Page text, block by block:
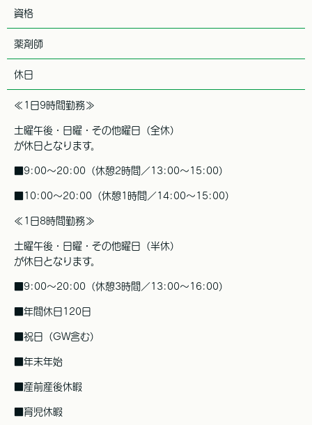
資格
薬剤師
休日
≪1日9時間勤務≫
土曜午後・日曜・その他曜日（全休）
が休日となります。
■9:00～20:00（休憩2時間／13:00～15:00）
■10:00～20:00（休憩1時間／14:00～15:00）
≪1日8時間勤務≫
土曜午後・日曜・その他曜日（半休）
が休日となります。
■9:00～20:00（休憩3時間／13:00～16:00）
■年間休日120日
■祝日（GW含む）
■年末年始
■産前産後休暇
■育児休暇